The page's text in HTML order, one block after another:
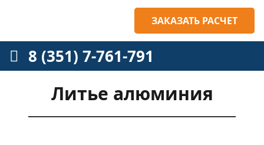
ЗАКАЗАТЬ РАСЧЕТ
8 (351) 7-761-791
Литье алюминия